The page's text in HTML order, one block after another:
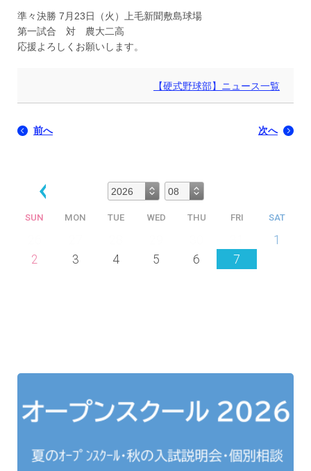
準々決勝 7月23日（火）上毛新聞敷島球場
第一試合 対 農大二高
応援よろしくお願いします。
【硬式野球部】ニュース一覧
前へ 次へ
SUN MON TUE WED THU FRI SAT
1
2
3 4 5 6 7